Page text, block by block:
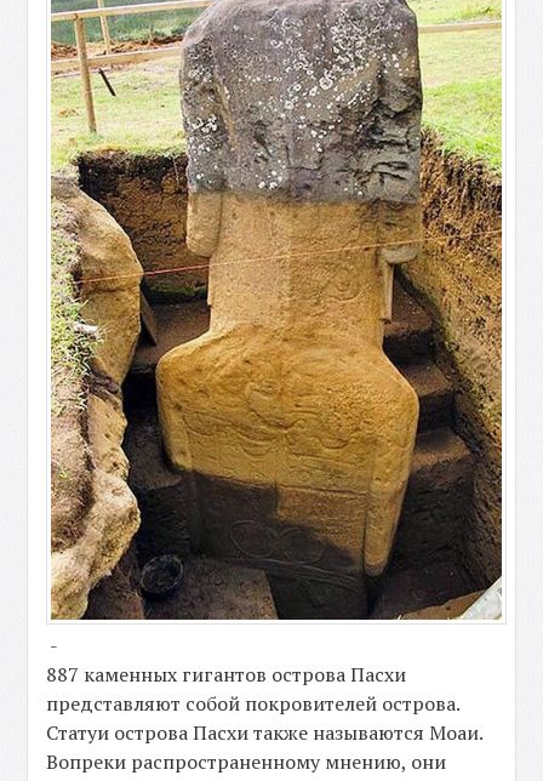
-
887 каменных гигантов острова Пасхи
представляют собой покровителей острова.
Статуи острова Пасхи также называются Моаи.
Вопреки распространенному мнению, они